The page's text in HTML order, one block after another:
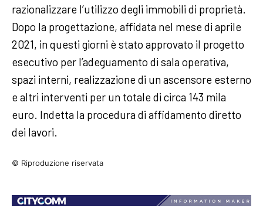
razionalizzare l’utilizzo degli immobili di proprietà.
Dopo la progettazione, affidata nel mese di aprile
2021, in questi giorni è stato approvato il progetto
esecutivo per l’adeguamento di sala operativa,
spazi interni, realizzazione di un ascensore esterno
e altri interventi per un totale di circa 143 mila
euro. Indetta la procedura di affidamento diretto
dei lavori.
© Riproduzione riservata